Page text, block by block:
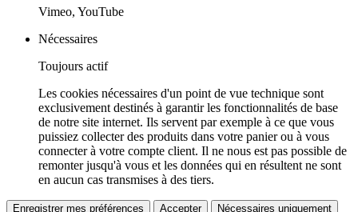
Vimeo, YouTube
Nécessaires
Toujours actif
Les cookies nécessaires d'un point de vue technique sont
exclusivement destinés à garantir les fonctionnalités de base
de notre site internet. Ils servent par exemple à ce que vous
puissiez collecter des produits dans votre panier ou à vous
connecter à votre compte client. Il ne nous est pas possible de
remonter jusqu'à vous et les données qui en résultent ne sont
en aucun cas transmises à des tiers.
Enregistrer mes préférences Accepter Nécessaires uniquement